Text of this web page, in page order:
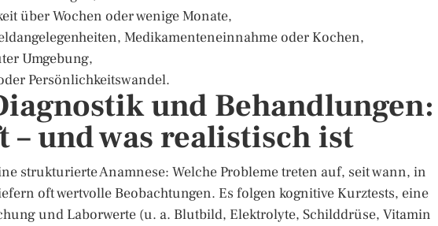
über Wochen oder wenige Monate,
Medikamenteneinnahme oder Kochen,
Umgebung,
Persönlichkeitswandel.
und Behandlungen:
– und was realistisch ist
strukturierte Anamnese: Welche Probleme treten auf, seit wann, in
oft wertvolle Beobachtungen. Es folgen kognitive Kurztests, eine
und Laborwerte (u. a. Blutbild, Elektrolyte, Schilddrüse, Vitamin